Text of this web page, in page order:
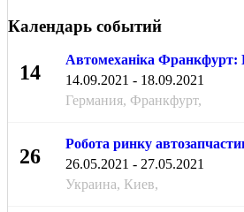
Календарь событий
14
Автомеханіка Франкфурт:
14.09.2021 - 18.09.2021
Германия, Франкфурт,
26
Робота ринку
26.05.2021 - 27.05.2021
Украина, Киев,